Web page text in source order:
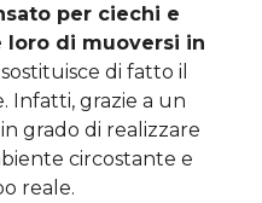
per ciechi e
loro di muoversi in
di fatto il
Infatti, grazie a un
grado di realizzare
circostante e
reale.